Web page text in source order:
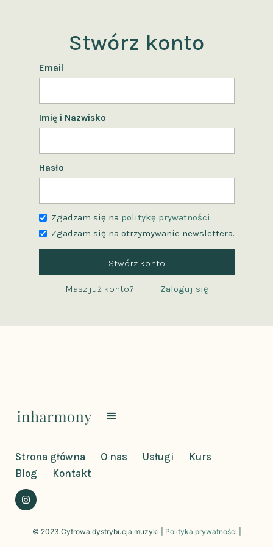
Stwórz konto
Email
Imię i Nazwisko
Hasło
Zgadzam się na politykę prywatności.
Zgadzam się na otrzymywanie newslettera.
Masz już konto? Zaloguj się
Strona główna O nas Usługi
Kurs
Blog
Kontakt
© 2023 Cyfrowa dystrybucja muzyki | Polityka prywatności